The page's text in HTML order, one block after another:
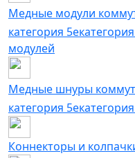
Медные модули
категория 5е
модулей
Медные шнуры
категория 5e
Коннекторы и